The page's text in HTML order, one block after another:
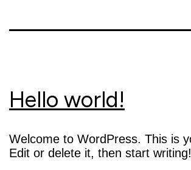
Hello world!
Welcome to WordPress. This is
Edit or delete it, then start writing!